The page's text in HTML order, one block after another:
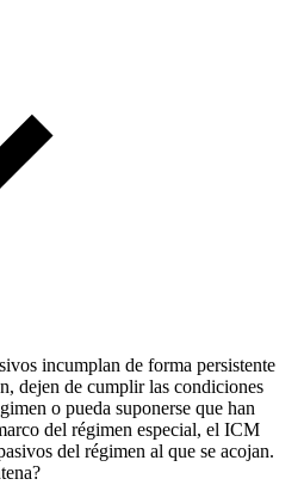
incumplan de forma persistente
dejen de cumplir las condiciones
o pueda suponerse que han
del régimen especial, el ICM
del régimen al que se acojan.